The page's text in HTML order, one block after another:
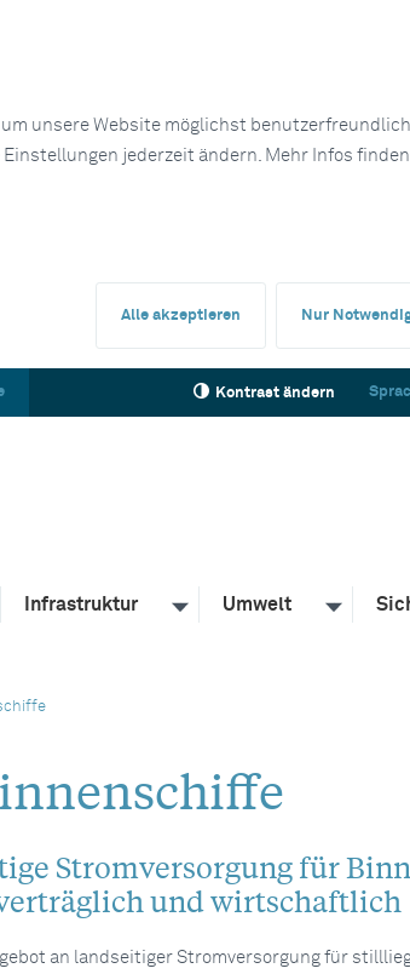
unsere Website möglichst
jederzeit ändern. Mehr Infos
Alle akzeptieren Nur
Kontrast ändern
Infrastruktur Umwelt
Stromversorgung für
und wirtschaftlich
an landseitiger Stromversorgung für